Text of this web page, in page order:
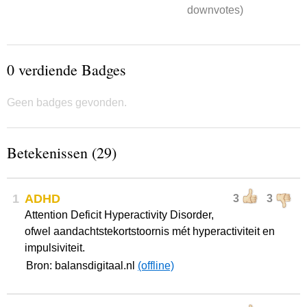
downvotes)
0 verdiende Badges
Geen badges gevonden.
Betekenissen (29)
1 3 3
ADHD
Attention Deficit Hyperactivity Disorder,
ofwel aandachtstekortstoornis mét hyperactiviteit en
impulsiviteit.
Bron: balansdigitaal.nl (offline)